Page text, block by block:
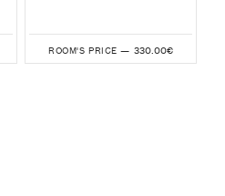
ROOM'S PRICE — 330.00€